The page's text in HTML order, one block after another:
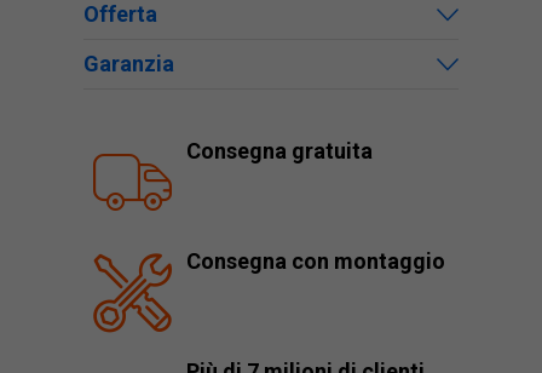
Offerta
Garanzia
Consegna gratuita
Consegna con montaggio